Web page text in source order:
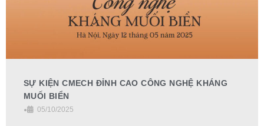
SỰ KIỆN CMECH ĐỈNH CAO CÔNG NGHỆ KHÁNG
MUỐI BIỂN
•
05/10/2025